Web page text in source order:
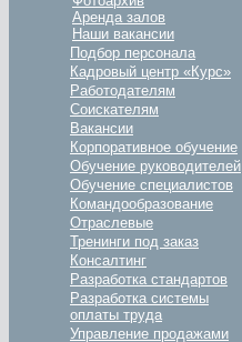
Аренда залов
Наши вакансии
Подбор персонала
Кадровый центр «Курс»
Работодателям
Соискателям
Вакансии
Корпоративное обучение
Обучение руководителей
Обучение специалистов
Командообразование
Отраслевые
Тренинги под заказ
Консалтинг
Разработка стандартов
Разработка системы
оплаты труда
Управление продажами